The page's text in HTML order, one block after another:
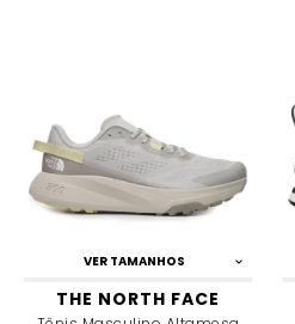
VER TAMANHOS
THE NORTH FACE